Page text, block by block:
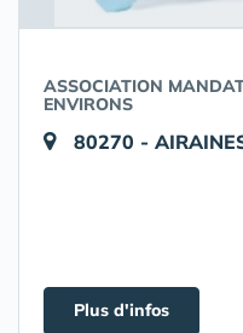
ASSOCIATION
ENVIRONS
80270 -
Plus d'infos